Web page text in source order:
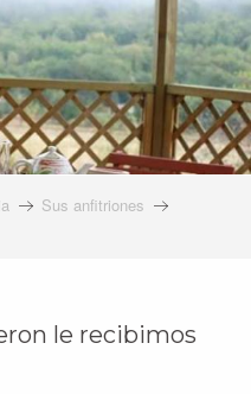
Sus anfitriones
le recibimos